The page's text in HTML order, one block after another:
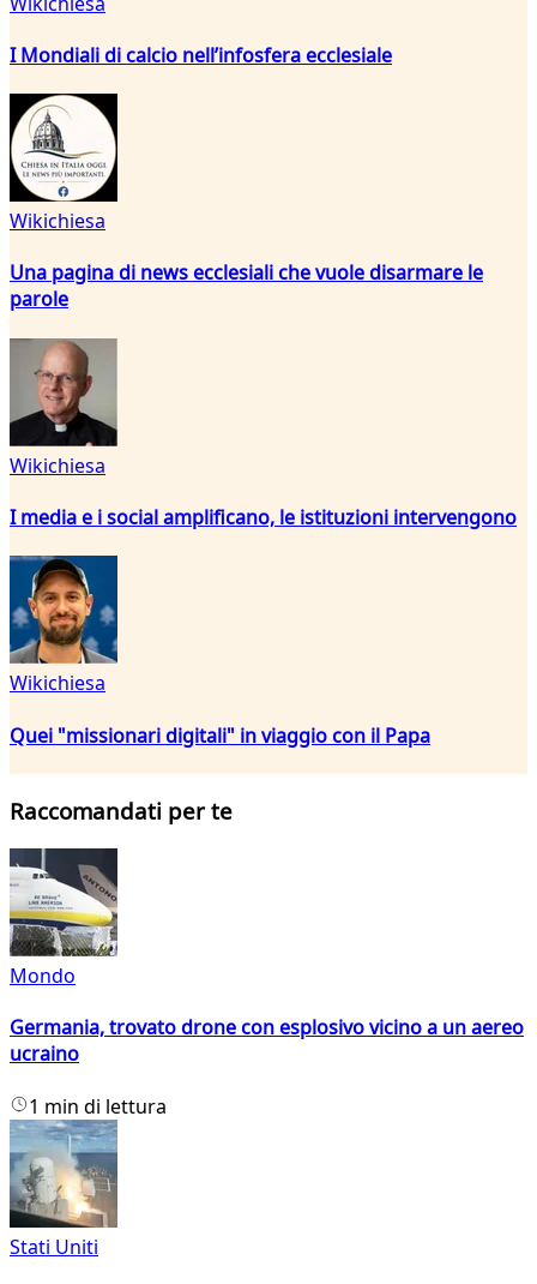
I Mondiali di calcio nell’infosfera ecclesiale
Wikichiesa
Una pagina di news ecclesiali che vuole disarmare le
parole
Wikichiesa
I media e i social amplificano, le istituzioni intervengono
Wikichiesa
Quei "missionari digitali" in viaggio con il Papa
Raccomandati per te
Mondo
Germania, trovato drone con esplosivo vicino a un aereo
ucraino
1 min di lettura
Stati Uniti